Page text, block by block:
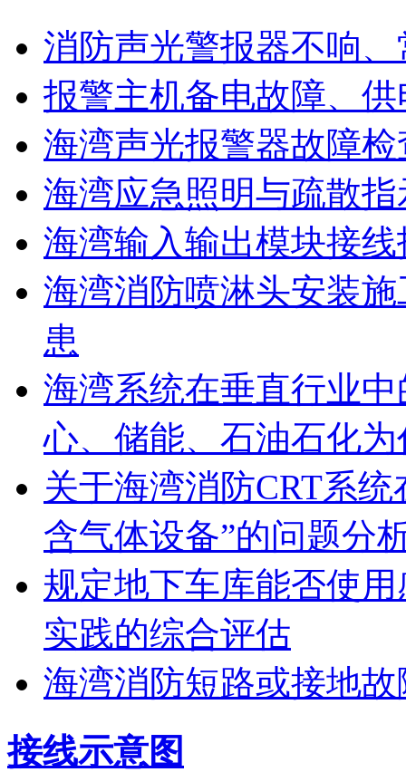
消防声光警报器不响
报警主机备电故障、
海湾声光报警器故障
海湾应急照明与疏散
海湾输入输出模块接
海湾消防喷淋头安装
患
海湾系统在垂直行业
心、储能、石油石化
关于海湾消防CRT系
含气体设备”的问题分
规定地下车库能否使
实践的综合评估
海湾消防短路或接地
接线示意图